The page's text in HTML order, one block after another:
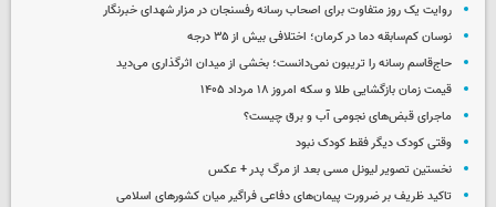
روایت یک روز متفاوت برای اصحاب رسانه رفسنجان در مزار شهدای خبرنگار
نوسان کم‌سابقه دما در کرمان؛ اختلافی بیش از ۳۵ درجه
حاج‌قاسم رسانه را تریبون نمی‌دانست؛ بخشی از میدان اثرگذاری می‌دید
قیمت زمان بازگشایی طلا و سکه امروز ۱۸ مرداد ۱۴۰۵
ماجرای قبض‌های نجومی آب و برق چیست؟
وقتی کودک دیگر فقط کودک نبود
نخستین تصویر لیونل مسی بعد از مرگ پدر + عکس
تاکید ظریف بر ضرورت پیمان‌های دفاعی فراگیر میان کشورهای اسلامی